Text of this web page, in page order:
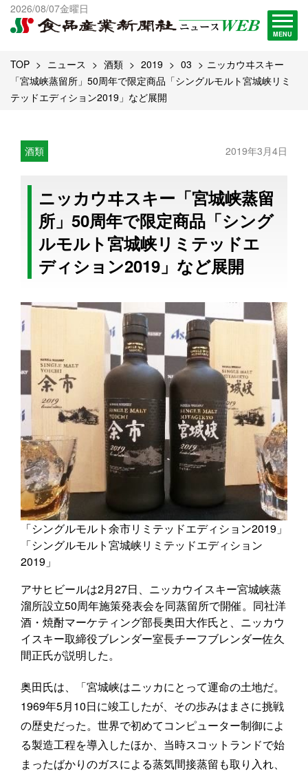
2026/08/07金曜日
MENU
出版物一覧へ
試読・購読申し込み
TOP ニュース 酒類 2019 03
ニッカウヰスキー
「宮城峡蒸留所」50周年で限定商品「シングルモルト宮城峡リミ
テッドエディション2019」など展開
酒類 2019年3月4日
ニッカウヰスキー「宮城峡蒸留
所」50周年で限定商品「シング
ルモルト宮城峡リミテッドエ
ディション2019」など展開
「シングルモルト余市リミテッドエディション2019」
「シングルモルト宮城峡リミテッドエディション
2019」
アサヒビールは2月27日、ニッカウイスキー宮城峡蒸
溜所設立50周年施策発表会を同蒸留所で開催。同社洋
酒・焼酎マーケティング部長奥田大作氏と、ニッカウ
イスキー取締役ブレンダー室長チーフブレンダー佐久
間正氏が説明した。
奥田氏は、「宮城峡はニッカにとって運命の土地だ。
1969年5月10日に竣工したが、その歩みはまさに挑戦
の歴史だった。世界で初めてコンピューター制御によ
る製造工程を導入したほか、当時スコットランドで始
まったばかりのガスによる蒸気間接蒸留も取り入れ、